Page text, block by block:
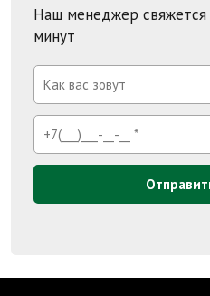
Наш менеджер свяжется
минут